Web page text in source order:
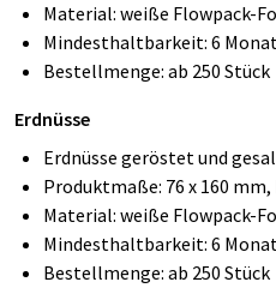
Material: weiße Flowpack-
Mindesthaltbarkeit: 6
Bestellmenge: ab 250 Stück
Erdnüsse
Erdnüsse geröstet und
Produktmaße: 76 x 160
Material: weiße Flowpack-
Mindesthaltbarkeit: 6
Bestellmenge: ab 250 Stück